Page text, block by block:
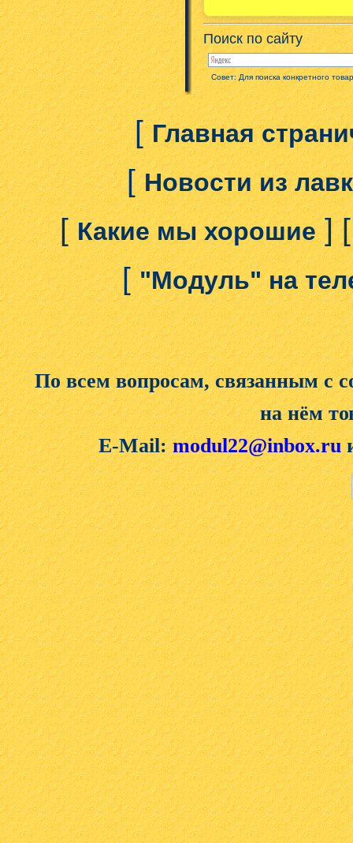
Поиск по сайту
Совет: Для поиска конкретного
[Главная
[Новости из
[Какие мы хорошие]
["Модуль" на
По всем вопросам, связанным с
на нём
E-Mail:modul22@inbox.ru